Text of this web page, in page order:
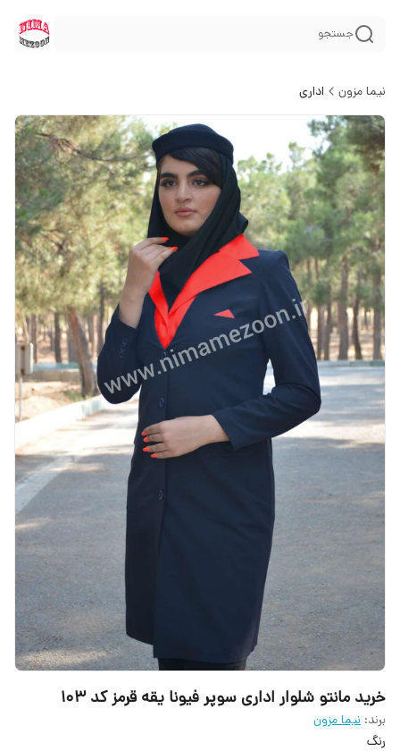
جستجو
نیما مزون اداری
خرید مانتو شلوار اداری سوپر فیونا یقه قرمز کد ۱۰۳
برند: نیما مزون
رنگ